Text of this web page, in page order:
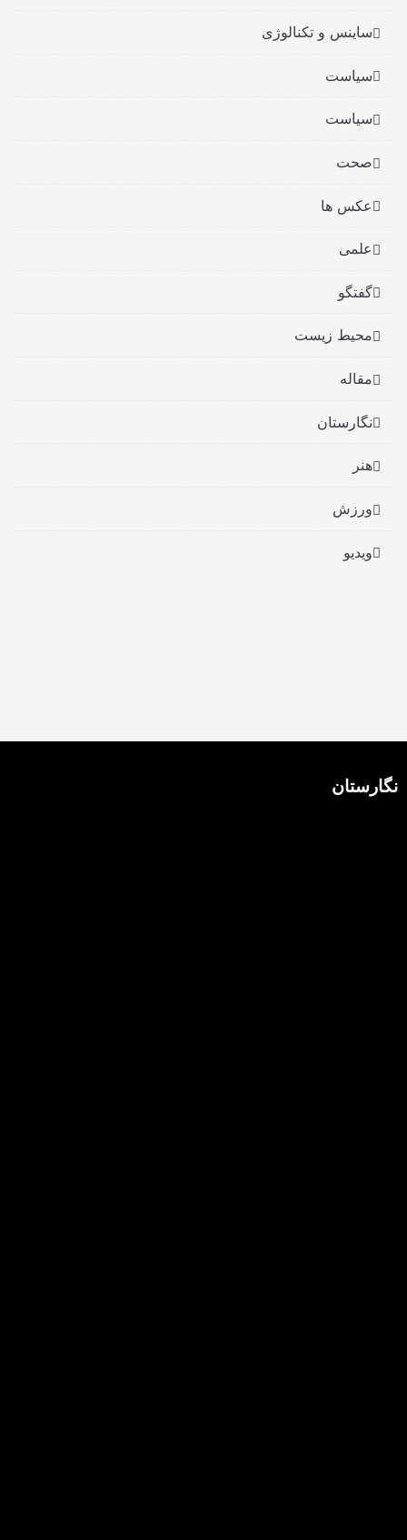
ساینس و تکنالوژی
سیاست
سیاست
صحت
عکس ها
علمی
گفتگو
محیط زیست
مقاله
نگارستان
هنر
ورزش
ویدیو
نگارستان